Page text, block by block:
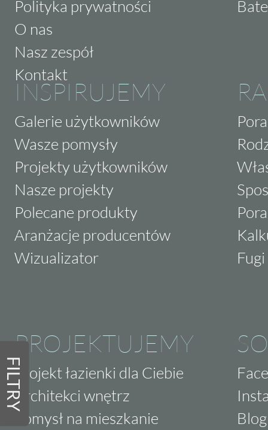
FILTRY
Polityka prywatności
O nas
Nasz zespół
Kontakt
INSPIRUJEMY
Galerie użytkowników
Wasze pomysły
Projekty użytkowników
Nasze projekty
Polecane produkty
Aranżacje producentów
Wizualizator
PROJEKTUJEMY
Projekt łazienki dla Ciebie
Architekci wnętrz
Pomysł na mieszkanie
Blog